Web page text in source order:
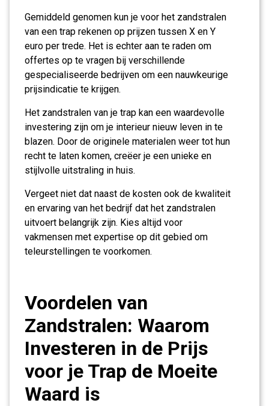
Gemiddeld genomen kun je voor het zandstralen
van een trap rekenen op prijzen tussen X en Y
euro per trede. Het is echter aan te raden om
offertes op te vragen bij verschillende
gespecialiseerde bedrijven om een nauwkeurige
prijsindicatie te krijgen.
Het zandstralen van je trap kan een waardevolle
investering zijn om je interieur nieuw leven in te
blazen. Door de originele materialen weer tot hun
recht te laten komen, creëer je een unieke en
stijlvolle uitstraling in huis.
Vergeet niet dat naast de kosten ook de kwaliteit
en ervaring van het bedrijf dat het zandstralen
uitvoert belangrijk zijn. Kies altijd voor
vakmensen met expertise op dit gebied om
teleurstellingen te voorkomen.
Voordelen van
Zandstralen: Waarom
Investeren in de Prijs
voor je Trap de Moeite
Waard is